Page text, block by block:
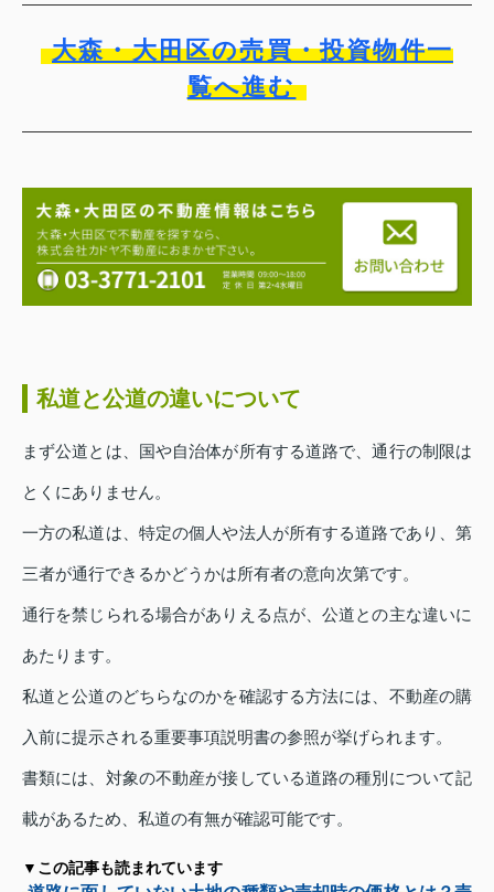
大森・大田区の売買・投資物件一
覧へ進む
私道と公道の違いについて
まず公道とは、国や自治体が所有する道路で、通行の制限は
とくにありません。
一方の私道は、特定の個人や法人が所有する道路であり、第
三者が通行できるかどうかは所有者の意向次第です。
通行を禁じられる場合がありえる点が、公道との主な違いに
あたります。
私道と公道のどちらなのかを確認する方法には、不動産の購
入前に提示される重要事項説明書の参照が挙げられます。
書類には、対象の不動産が接している道路の種別について記
載があるため、私道の有無が確認可能です。
▼この記事も読まれています